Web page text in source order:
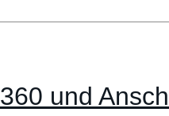
und